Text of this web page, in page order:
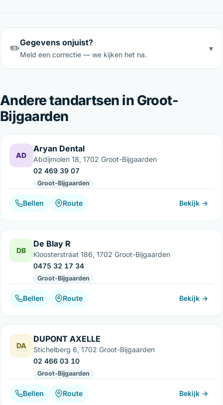
✏️Gegevens onjuist?
Meld een correctie — we kijken het na.
▾
Andere tandartsen in Groot-
Bijgaarden
AD
Aryan Dental
Abdijmolen 18, 1702 Groot-Bijgaarden
02 469 39 07
Groot-Bijgaarden
Bellen Route Bekijk →
DB
De Blay R
Kloosterstraat 186, 1702 Groot-Bijgaarden
0475 32 17 34
Groot-Bijgaarden
Bellen Route Bekijk →
DA
DUPONT AXELLE
Stichelberg 6, 1702 Groot-Bijgaarden
02 466 03 10
Groot-Bijgaarden
Bellen Route Bekijk →